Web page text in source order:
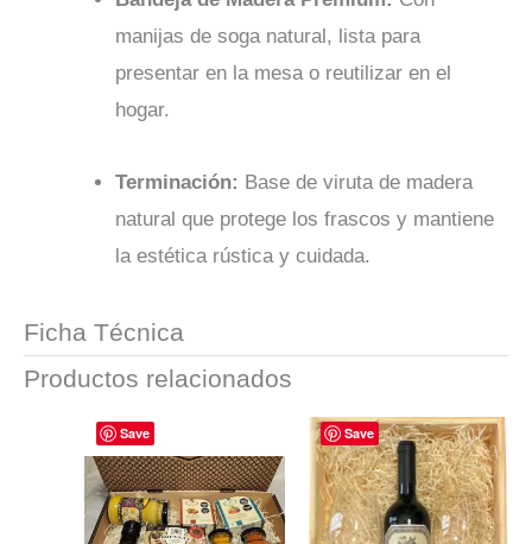
manijas de soga natural, lista para
presentar en la mesa o reutilizar en el
hogar.
Terminación: Base de viruta de madera
natural que protege los frascos y mantiene
la estética rústica y cuidada.
Ficha Técnica
Productos relacionados
Save Save